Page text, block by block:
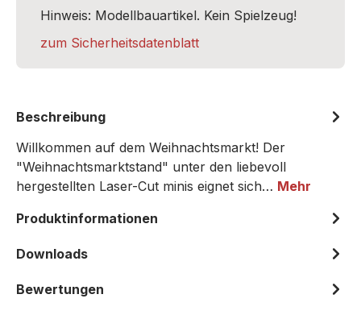
Hinweis: Modellbauartikel. Kein Spielzeug!
zum Sicherheitsdatenblatt
Beschreibung
Willkommen auf dem Weihnachtsmarkt! Der
"Weihnachtsmarktstand" unter den liebevoll
hergestellten Laser-Cut minis eignet sich… Mehr
Produktinformationen
Downloads
Bewertungen